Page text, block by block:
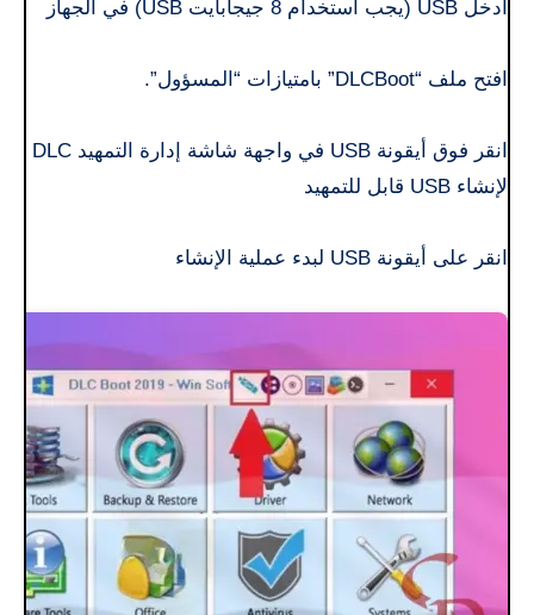
أدخل USB (يجب استخدام 8 جيجابايت USB) في الجهاز
افتح ملف “DLCBoot” بامتيازات “المسؤول”.
انقر فوق أيقونة USB في واجهة شاشة إدارة التمهيد DLC
لإنشاء USB قابل للتمهيد
انقر على أيقونة USB لبدء عملية الإنشاء